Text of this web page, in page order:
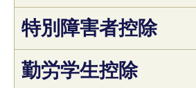
特別障害者控除
勤労学生控除